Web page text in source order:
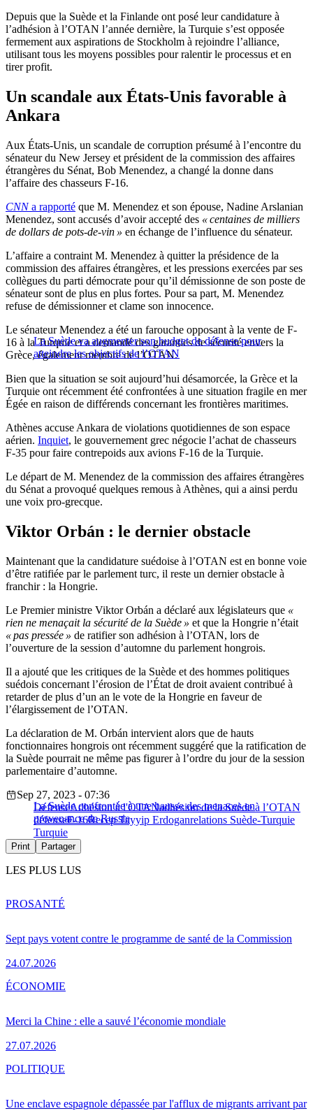
Depuis que la Suède et la Finlande ont posé leur candidature à
l’adhésion à l’OTAN l’année dernière, la Turquie s’est opposée
fermement aux aspirations de Stockholm à rejoindre l’alliance,
utilisant tous les moyens possibles pour ralentir le processus et en
tirer profit.
Un scandale aux États-Unis favorable à
Ankara
Aux États-Unis, un scandale de corruption présumé à l’encontre du
sénateur du New Jersey et président de la commission des affaires
étrangères du Sénat, Bob Menendez, a changé la donne dans
l’affaire des chasseurs F-16.
CNNa rapporté que M. Menendez et son épouse, Nadine Arslanian
Menendez, sont accusés d’avoir accepté des « centaines de milliers
de dollars de pots-de-vin » en échange de l’influence du sénateur.
L’affaire a contraint M. Menendez à quitter la présidence de la
commission des affaires étrangères, et les pressions exercées par ses
collègues du parti démocrate pour qu’il démissionne de son poste de
sénateur sont de plus en plus fortes. Pour sa part, M. Menendez
refuse de démissionner et clame son innocence.
La Suède va augmenter son budget de défense pour
atteindre les objectifs de l’OTAN
Le sénateur Menendez a été un farouche opposant à la vente de F-
16 à la Turquie et a demandé des garanties de sécurité envers la
Grèce, également membre de l’OTAN.
Bien que la situation se soit aujourd’hui désamorcée, la Grèce et la
Turquie ont récemment été confrontées à une situation fragile en mer
Égée en raison de différends concernant les frontières maritimes.
Athènes accuse Ankara de violations quotidiennes de son espace
aérien. Inquiet, le gouvernement grec négocie l’achat de chasseurs
F-35 pour faire contrepoids aux avions F-16 de la Turquie.
Le départ de M. Menendez de la commission des affaires étrangères
du Sénat a provoqué quelques remous à Athènes, qui a ainsi perdu
une voix pro-grecque.
Viktor Orbán : le dernier obstacle
Maintenant que la candidature suédoise à l’OTAN est en bonne voie
d’être ratifiée par le parlement turc, il reste un dernier obstacle à
franchir : la Hongrie.
Le Premier ministre Viktor Orbán a déclaré aux législateurs que «
rien ne menaçait la sécurité de la Suède » et que la Hongrie n’était
« pas pressée » de ratifier son adhésion à l’OTAN, lors de
l’ouverture de la session d’automne du parlement hongrois.
Il a ajouté que les critiques de la Suède et des hommes politiques
suédois concernant l’érosion de l’État de droit avaient contribué à
retarder de plus d’un an le vote de la Hongrie en faveur de
l’élargissement de l’OTAN.
La déclaration de M. Orbán intervient alors que de hauts
fonctionnaires hongrois ont récemment suggéré que la ratification de
la Suède pourrait ne même pas figurer à l’ordre du jour de la session
parlementaire d’automne.
La Suède confrontée à une hausse des menaces en
provenance de Russie
Sep 27, 2023 - 07:36
DéfenseAdhésion à l'OTANadhésion de la Suède à l’OTAN
défenseF-16Recep Tayyip Erdoganrelations Suède-Turquie
Turquie
Print Partager
LES PLUS LUS
Sept pays votent contre le programme de santé de la Commission
24.07.2026
PROSANTÉ
Merci la Chine : elle a sauvé l’économie mondiale
27.07.2026
ÉCONOMIE
Une enclave espagnole dépassée par l'afflux de migrants arrivant par
POLITIQUE